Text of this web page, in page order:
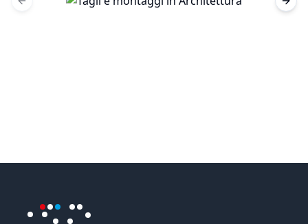
Previous slide